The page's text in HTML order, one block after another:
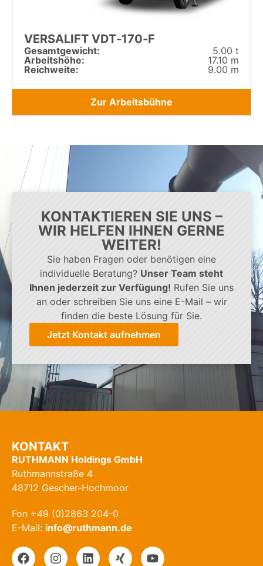
VERSALIFT VDT‑170‑F
Gesamt­gewicht:
5.00 t
Arbeitshöhe:
17.10 m
Reichweite:
9.00 m
Zur Arbeitsbühne
KONTAKTIEREN SIE UNS –
WIR HELFEN IHNEN GERNE
WEITER!
Sie haben Fragen oder benötigen eine
individuelle Beratung? Unser Team steht
Ihnen jederzeit zur Verfügung! Rufen Sie uns
an oder schreiben Sie uns eine E-Mail – wir
finden die beste Lösung für Sie.
Jetzt Kontakt aufnehmen
KONTAKT
RUTHMANN Holdings GmbH
Ruthmannstraße 4
48712 Gescher-Hochmoor
Fon +49 (0)2863 204-0
E-Mail: info@ruthmann.de